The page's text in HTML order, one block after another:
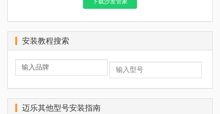
安装教程搜索
迈乐其他型号安装指南